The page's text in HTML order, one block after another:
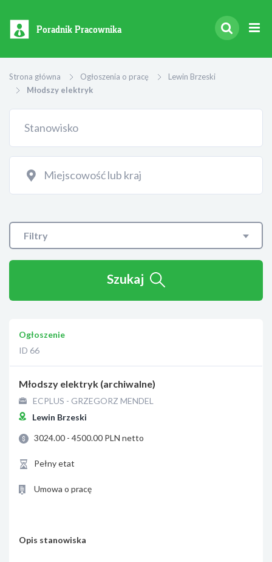
Poradnik Pracownika
Strona główna Ogłoszenia o pracę
Lewin Brzeski
Młodszy elektryk
Filtry
Szukaj
Ogłoszenie
ID 66
Młodszy elektryk (archiwalne)
ECPLUS - GRZEGORZ MENDEL
Lewin Brzeski
3024.00 - 4500.00 PLN netto
Pełny etat
Umowa o pracę
Opis stanowiska